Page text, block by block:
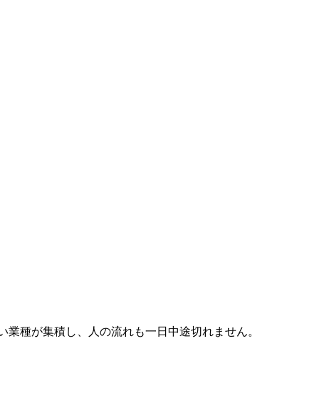
種が集積し、人の流れも一日中途切れません。